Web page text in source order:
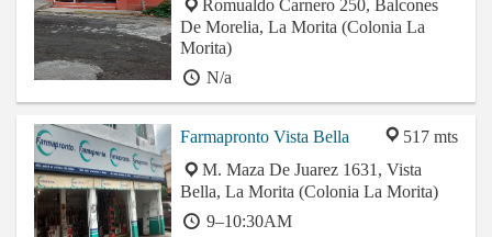
Romualdo Carnero 250, Balcones
De Morelia, La Morita (Colonia La
Morita)
N/a
517 mts
Farmapronto Vista Bella
M. Maza De Juarez 1631, Vista
Bella, La Morita (Colonia La Morita)
9–10:30AM